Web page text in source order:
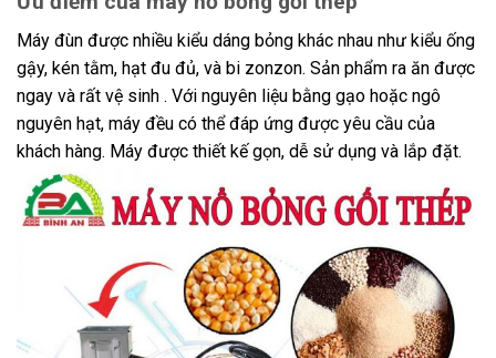
Máy đùn được nhiều kiểu dáng bỏng khác nhau như kiểu ống
gậy, kén tằm, hạt đu đủ, và bi zonzon. Sản phẩm ra ăn được
ngay và rất vệ sinh . Với nguyên liệu bằng gạo hoặc ngô
nguyên hạt, máy đều có thể đáp ứng được yêu cầu của
khách hàng. Máy được thiết kế gọn, dễ sử dụng và lắp đặt.